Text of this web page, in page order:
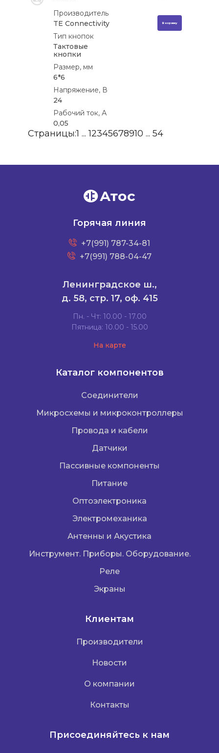
Производитель
TE Connectivity
Тип кнопок
Тактовые
кнопки
Размер, мм
6*6
Напряжение, В
24
Рабочий ток, А
0,05
В корзину
Страницы:1 ...12345678910 ... 54
Атос
Горячая линия
+7(991) 787-34-81
+7(991) 788-04-47
Ленинградское ш.,
д. 58, стр. 17, оф. 415
Пн. - Чт: 10.00 - 17.00
Пятница: 10.00 - 15.00
На карте
Каталог компонентов
Соединители
Микросхемы и микроконтроллеры
Провода и кабели
Датчики
Пассивные компоненты
Питание
Оптоэлектроника
Электромеханика
Антенны и Акустика
Инструмент. Приборы. Оборудование.
Реле
Экраны
Клиентам
Производители
Новости
О компании
Контакты
Присоединяйтесь к нам